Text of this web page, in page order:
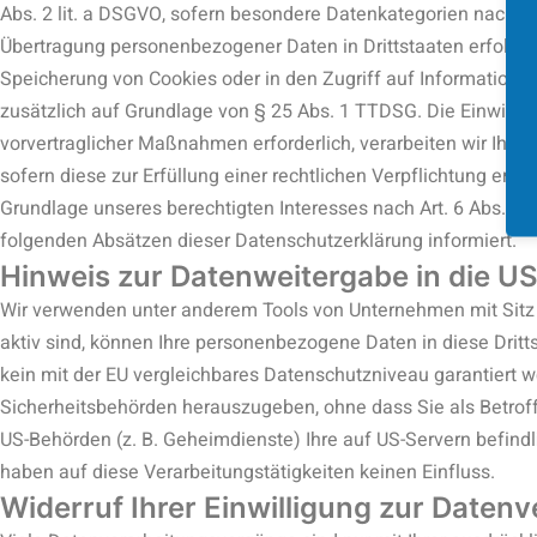
Abs. 2 lit. a DSGVO, sofern besondere Datenkategorien nach
Übertragung personenbezogener Daten in Drittstaaten
Speicherung von Cookies oder in den Zugriff auf
zusätzlich auf Grundlage von § 25 Abs. 1 TTDSG. Die
vorvertraglicher Maßnahmen erforderlich, verarbeiten wir Ihre
sofern diese zur Erfüllung einer rechtlichen Verpflichtung
Grundlage unseres berechtigten Interesses nach Art. 6 Abs.
folgenden Absätzen dieser Datenschutzerklärung informiert.
Hinweis zur Datenweitergabe in die
Wir verwenden unter anderem Tools von Unternehmen mit
aktiv sind, können Ihre personenbezogene Daten in diese
kein mit der EU vergleichbares Datenschutzniveau garantiert
Sicherheitsbehörden herauszugeben, ohne dass Sie als
US-Behörden (z. B. Geheimdienste) Ihre auf US-Servern
haben auf diese Verarbeitungstätigkeiten keinen Einfluss.
Widerruf Ihrer Einwilligung zur